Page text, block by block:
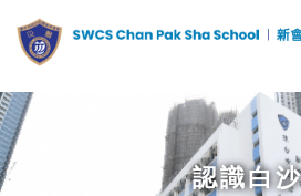
認識白